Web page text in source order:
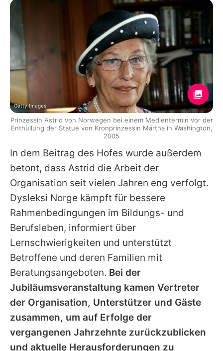
In dem Beitrag des Hofes wurde außerdem
betont, dass Astrid die Arbeit der
Organisation seit vielen Jahren eng verfolgt.
Dysleksi Norge kämpft für bessere
Rahmenbedingungen im Bildungs- und
Berufsleben, informiert über
Lernschwierigkeiten und unterstützt
Betroffene und deren Familien mit
Beratungsangeboten. Bei der
Jubiläumsveranstaltung kamen Vertreter
der Organisation, Unterstützer und Gäste
zusammen, um auf Erfolge der
vergangenen Jahrzehnte zurückzublicken
und aktuelle Herausforderungen zu
Getty Images
Prinzessin Astrid von Norwegen bei einem Medientermin vor der
Enthüllung der Statue von Kronprinzessin Märtha in Washington,
2005